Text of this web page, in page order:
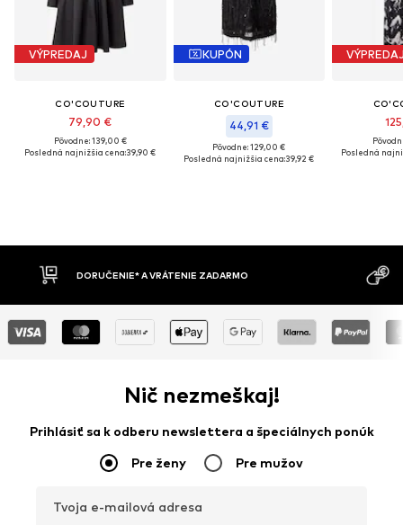
VÝPREDAJ
CO'COUTURE
79,90 €
Pôvodne: 139,00 €
Posledná najnižšia cena:39,90 €
KUPÓN
CO'COUTURE
44,91 €
Pôvodne: 129,00 €
Posledná najnižšia cena:39,92 €
Posledná
A VRÁTENIE ZADARMO
Nič nezmeškaj!
Prihlásiť sa k odberu newslettera a špeciálnych ponúk
Pre ženy Pre mužov
Tvoja e-mailová adresa